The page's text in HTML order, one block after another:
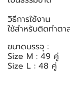
วิธีการใช้งาน
ใช้สำหรับติดทำต
ขนาดบรรจุ :
Size M : 49 คู่
Size L : 48 คู่